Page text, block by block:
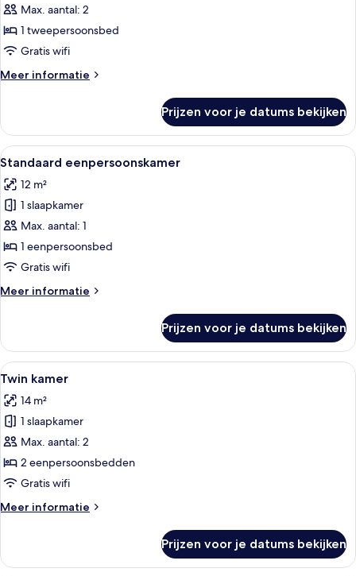
Max. aantal: 2
1 tweepersoonsbed
Gratis wifi
Meer informatie
Meer
Prijzen voor je datums bekijken
Alle
foto's
voor
Standaard
eenpersoonskamer
laden
Standaard eenpersoonskamer |
6
Standaard eenpersoonskamer
12 m²
1 slaapkamer
Max. aantal: 1
1 eenpersoonsbed
Gratis wifi
Meer informatie
Meer
eenpersoonskamer
Prijzen voor je datums bekijken
Alle
foto's
voor
Twin
kamer
laden
Twin kamer | Gratis wifi, beddengoed
6
Twin kamer
14 m²
1 slaapkamer
Max. aantal: 2
2 eenpersoonsbedden
Gratis wifi
Meer informatie
Meer
kamer
Prijzen voor je datums bekijken